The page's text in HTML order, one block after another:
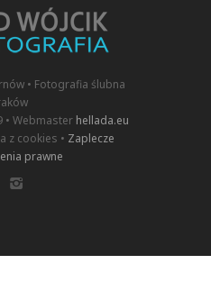
• Fotografia ślubna
• Webmaster hellada.eu
z cookies • Zaplecze
prawne